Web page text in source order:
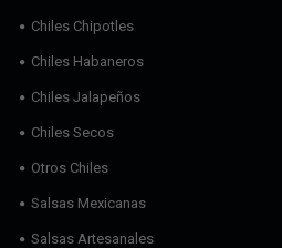
Chiles Chipotles
Chiles Habaneros
Chiles Jalapeños
Chiles Secos
Otros Chiles
Salsas Mexicanas
Salsas Artesanales